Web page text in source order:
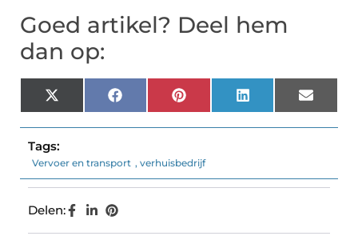
Goed artikel? Deel hem
dan op:
X
(Twitter)
FacebookPinterest LinkedIn Email
Tags:
Vervoer en transport , verhuisbedrijf
Delen: